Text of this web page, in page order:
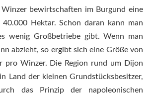
bewirtschaften im Burgund eine
Hektar. Schon daran kann man
wenig Großbetriebe gibt. Wenn man
abzieht, so ergibt sich eine Größe von
pro Winzer. Die Region rund um Dijon
Land der kleinen Grundstücksbesitzer,
das Prinzip der napoleonischen